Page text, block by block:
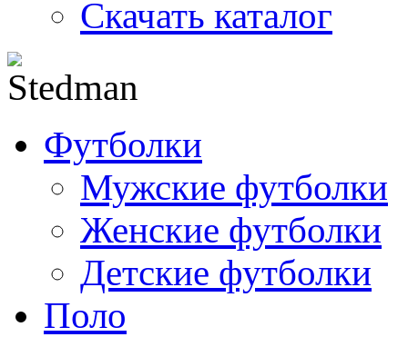
Скачать каталог
Футболки
Мужские футболки
Женские футболки
Детские футболки
Поло